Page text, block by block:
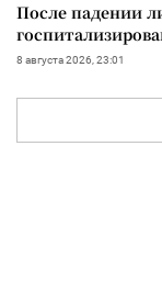
После падении
8 августа 2026, 23:01